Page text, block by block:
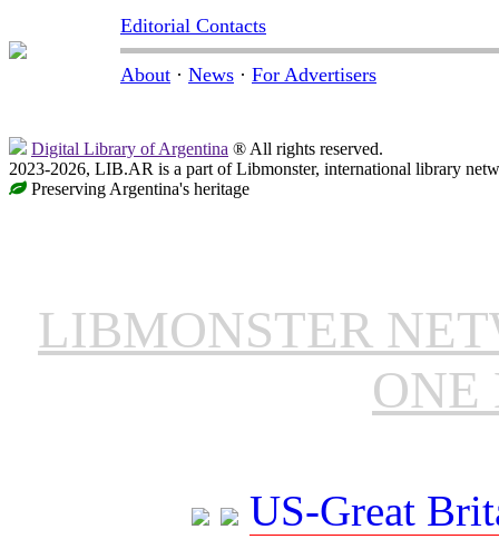
Editorial Contacts
About · News · For Advertisers
Digital Library of Argentina ® All rights reserved.
2023-2026, LIB.AR is a part of Libmonster, international library
Preserving Argentina's heritage
LIBMONSTER
ONE
US-Great